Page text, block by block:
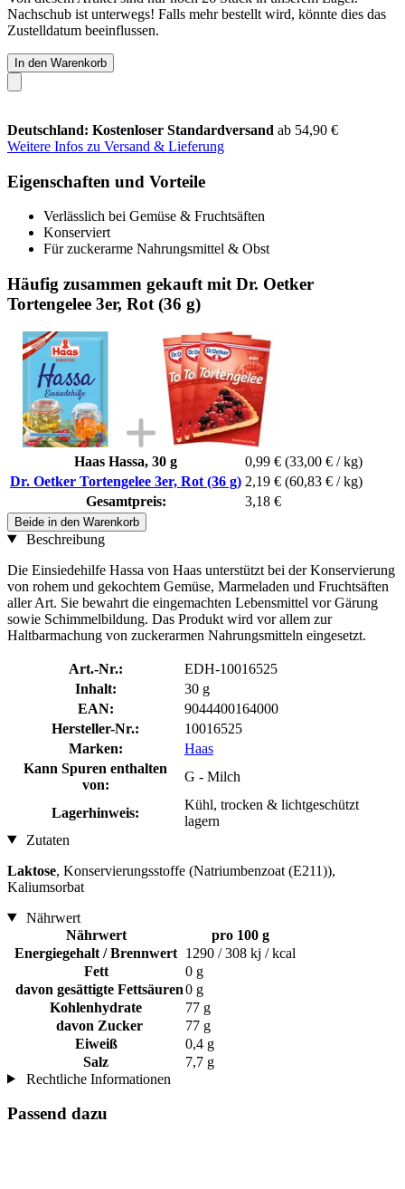
Nachschub ist unterwegs! Falls mehr bestellt wird, könnte dies das
Zustelldatum beeinflussen.
In den Warenkorb
Deutschland: Kostenloser Standardversand ab 54,90 €
Weitere Infos zu Versand & Lieferung
Eigenschaften und Vorteile
Verlässlich bei Gemüse & Fruchtsäften
Konserviert
Für zuckerarme Nahrungsmittel & Obst
Häufig zusammen gekauft mit Dr. Oetker
Tortengelee 3er, Rot (36 g)
Haas Hassa, 30 g 0,99 € (33,00 € / kg)
Dr. Oetker Tortengelee 3er, Rot (36 g) 2,19 € (60,83 € / kg)
Gesamtpreis:
3,18 €
Beide in den Warenkorb
Beschreibung
Die Einsiedehilfe Hassa von Haas unterstützt bei der Konservierung
von rohem und gekochtem Gemüse, Marmeladen und Fruchtsäften
aller Art. Sie bewahrt die eingemachten Lebensmittel vor Gärung
sowie Schimmelbildung. Das Produkt wird vor allem zur
Haltbarmachung von zuckerarmen Nahrungsmitteln eingesetzt.
Art.-Nr.:
EDH-10016525
Inhalt:
30 g
EAN:
9044400164000
Hersteller-Nr.:
10016525
Marken:
Haas
Kann Spuren enthalten
von:
G - Milch
Lagerhinweis:
Kühl, trocken & lichtgeschützt
lagern
Zutaten
Laktose, Konservierungsstoffe (Natriumbenzoat (E211)),
Kaliumsorbat
Nährwert
Nährwert
pro 100 g
Energiegehalt / Brennwert 1290 / 308 kj / kcal
Fett
0 g
davon gesättigte Fettsäuren0 g
Kohlenhydrate
77 g
davon Zucker
77 g
Eiweiß
0,4 g
Salz
7,7 g
Rechtliche Informationen
Passend dazu